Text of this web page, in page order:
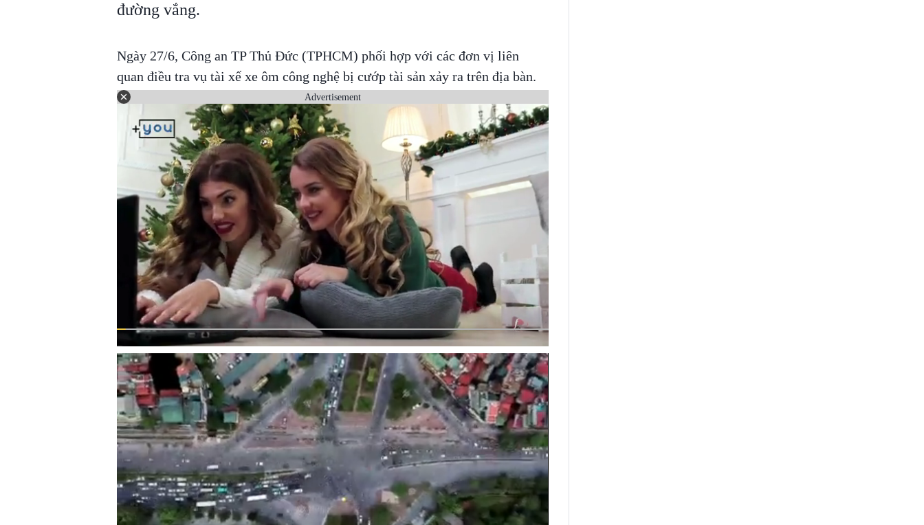
đường vắng.
Ngày 27/6, Công an TP Thủ Đức (TPHCM) phối hợp với các đơn vị liên
quan điều tra vụ tài xế xe ôm công nghệ bị cướp tài sản xảy ra trên địa bàn.
Advertisement